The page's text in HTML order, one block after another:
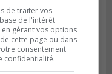
participer
Charles-
de traiter vos
de l'intérêt
gérant vos options
cette page ou dans
consentement
confidentialité.